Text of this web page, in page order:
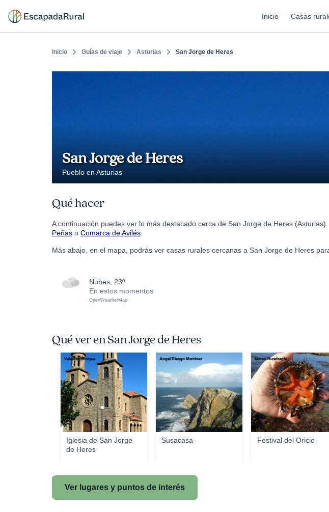
Inicio Casas
Inicio Guías de viaje Asturias San Jorge de Heres
San Jorge de Heres
Pueblo en Asturias
Qué hacer
A continuación puedes ver lo más destacado cerca de San Jorge de Heres
Peñas o Comarca de Avilés
Más abajo, en el mapa, podrás ver casas rurales cercanas a San Jorge de Heres
nubes, 23º
En estos momentos
OpenWeatherMap
Qué ver en San Jorge de Heres
Iglesia de San Jorge
de Heres
Valentín Enrique
Susacasa
Ángel Riesgo Martínez
Festival del Oricio
Marco Busdraghi
Ver lugares y puntos de interés